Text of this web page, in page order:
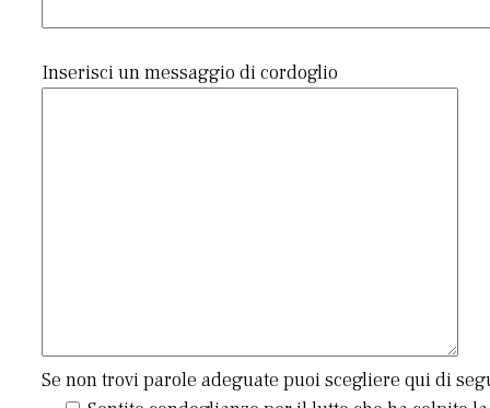
Inserisci un messaggio di cordoglio
Se non trovi parole adeguate puoi scegliere qui di